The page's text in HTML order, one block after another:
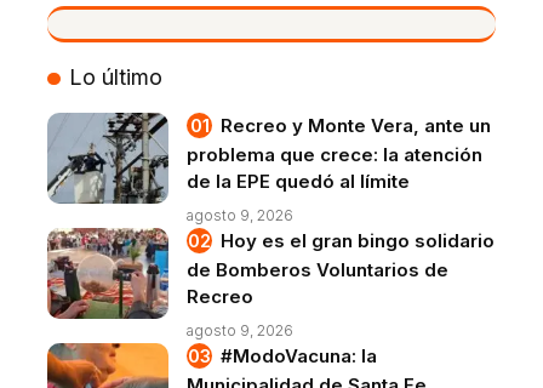
VIVO
Lo último
Recreo y Monte Vera, ante un
problema que crece: la atención
de la EPE quedó al límite
agosto 9, 2026
Hoy es el gran bingo solidario
de Bomberos Voluntarios de
Recreo
agosto 9, 2026
#ModoVacuna: la